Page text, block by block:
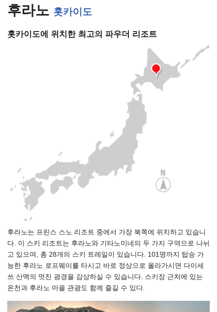
후라노 홋카이도
홋카이도에 위치한 최고의 파우더 리조트
후라노는 프린스 스노 리조트 중에서 가장 북쪽에 위치하고 있습니
다. 이 스키 리조트는 후라노와 기타노미네의 두 가지 구역으로 나뉘
고 있으며, 총 28개의 스키 트레일이 있습니다. 101명까지 탑승 가
능한 후라노 로프웨이를 타시고 바로 정상으로 올라가시면 다이세
쓰 산맥의 멋진 광경을 감상하실 수 있습니다. 스키장 근처에 있는
온천과 후라노 마을 관광도 함께 즐길 수 있다.